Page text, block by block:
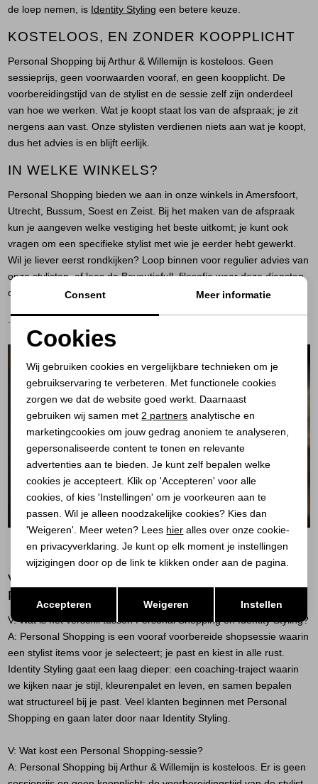
de loep nemen, is Identity Styling een betere keuze.
KOSTELOOS, EN ZONDER KOOPPLICHT
Personal Shopping bij Arthur & Willemijn is kosteloos. Geen
sessieprijs, geen voorwaarden vooraf, en geen koopplicht. De
voorbereidingstijd van de stylist en de sessie zelf zijn onderdeel
van hoe we werken. Wat je koopt staat los van de afspraak; je zit
nergens aan vast. Onze stylisten verdienen niets aan wat je koopt,
dus het advies is en blijft eerlijk.
IN WELKE WINKELS?
Personal Shopping bieden we aan in onze winkels in Amersfoort,
Utrecht, Bussum, Soest en Zeist. Bij het maken van de afspraak
kun je aangeven welke vestiging het beste uitkomt; je kunt ook
vragen om een specifieke stylist met wie je eerder hebt gewerkt.
Wil je liever eerst rondkijken? Loop binnen voor regulier advies van
onze stylisten, of lees deBeyoutiefull filosofie waar deze diensten
op gebaseerd zijn.
.
VEELGESTELDE VRAGEN OVER
PERSONAL SHOPPING
V: Wat is het verschil tussen Personal Shopping en Identity Styling?
A: Personal Shopping is een vooraf voorbereide shopsessie waarin
een stylist items voor je selecteert; je past en kiest in alle rust.
Identity Styling gaat een laag dieper: een coaching-traject waarin
we kijken naar je stijl, kleurenpalet en leven, en samen bepalen
wat structureel bij je past. Veel klanten beginnen met Personal
Shopping en gaan later door naar Identity Styling.
V: Wat kost een Personal Shopping-sessie?
A: Personal Shopping bij Arthur & Willemijn is kosteloos. Er is geen
Personalisatie cookies
Analytische cookies
Marketing cookies
Consent Meer informatie
Cookies
Wij gebruiken cookies en vergelijkbare technieken om je
gebruikservaring te verbeteren. Met functionele cookies
zorgen we dat de website goed werkt. Daarnaast
gebruiken wij samen met 2 partners analytische en
marketingcookies om jouw gedrag anoniem te analyseren,
gepersonaliseerde content te tonen en relevante
advertenties aan te bieden. Je kunt zelf bepalen welke
cookies je accepteert. Klik op 'Accepteren' voor alle
cookies, of kies 'Instellingen' om je voorkeuren aan te
passen. Wil je alleen noodzakelijke cookies? Kies dan
'Weigeren'. Meer weten? Lees hier alles over onze cookie-
en privacyverklaring. Je kunt op elk moment je instellingen
wijzigingen door op de link te klikken onder aan de pagina.
Accepteren Weigeren Instellen